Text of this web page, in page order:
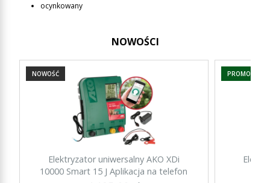
ocynkowany
NOWOŚCI
Elektryzator uniwersalny AKO XDi
10000 Smart 15 J Aplikacja na telefon
NOWOŚĆ PROMOCJA